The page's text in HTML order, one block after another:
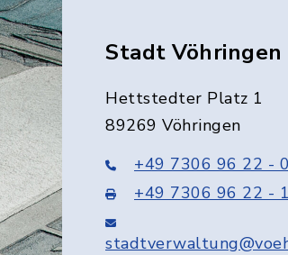
Stadt Vöhringen
Hettstedter Platz 1
89269 Vöhringen
+49 7306 96 22 - 0
+49 7306 96 22 -